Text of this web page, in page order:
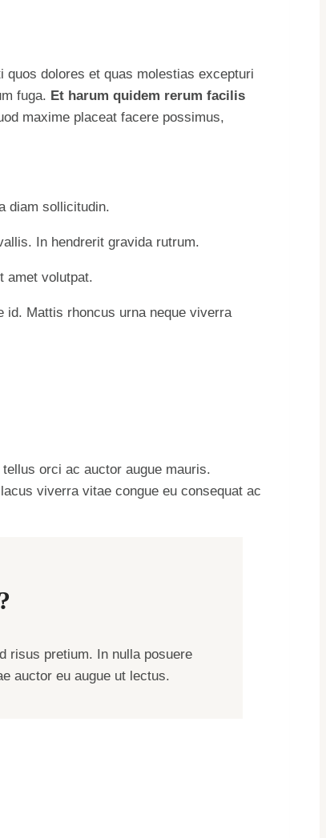
dolores et quas molestias excepturi
fuga. Et harum quidem rerum facilis
maxime placeat facere possimus,
diam sollicitudin.
In hendrerit gravida rutrum.
amet volutpat.
id. Mattis rhoncus urna neque viverra
orci ac auctor augue mauris.
viverra vitae congue eu consequat ac
risus pretium. In nulla posuere
auctor eu augue ut lectus.